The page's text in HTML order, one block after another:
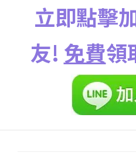
立即點擊
友! 免費領